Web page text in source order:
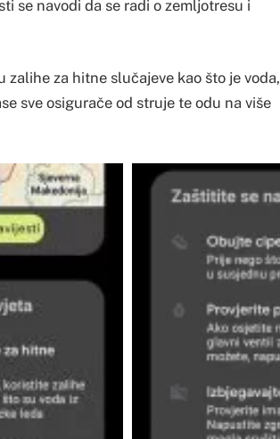
se navodi da se radi o zemljotresu i
za hitne slučajeve kao što je voda,
sve osigurače od struje te odu na više